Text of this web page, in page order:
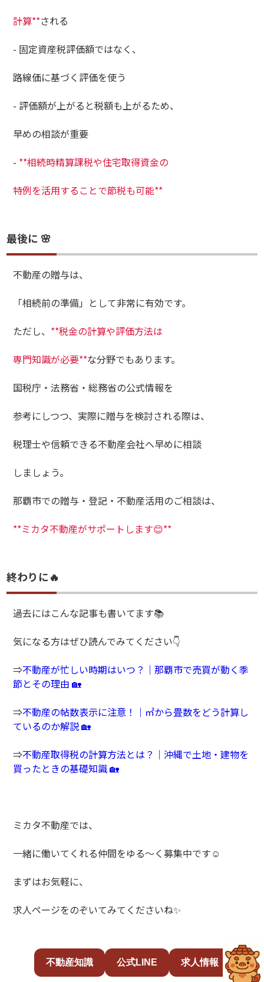
計算**される
- 固定資産税評価額ではなく、
路線価に基づく評価を使う
- 評価額が上がると税額も上がるため、
早めの相談が重要
- **相続時精算課税や住宅取得資金の
特例を活用することで節税も可能**
最後に 🌸
不動産の贈与は、
「相続前の準備」として非常に有効です。
ただし、 **税金の計算や評価方法は
専門知識が必要**な分野でもあります。
国税庁・法務省・総務省の公式情報を
参考にしつつ、実際に贈与を検討される際は、
税理士や信頼できる不動産会社へ早めに相談
しましょう。
那覇市での贈与・登記・不動産活用のご相談は、
**ミカタ不動産がサポートします😊**
終わりに🔥
過去にはこんな記事も書いてます📚
気になる方はぜひ読んでみてください👇
⇒不動産が忙しい時期はいつ？｜那覇市で売買が動く季
節とその理由 🏡
⇒不動産の帖数表示に注意！｜㎡から畳数をどう計算し
ているのか解説 🏡
⇒不動産取得税の計算方法とは？｜沖縄で土地・建物を
買ったときの基礎知識 🏡
ミカタ不動産では、
一緒に働いてくれる仲間をゆる～く募集中です☺️
まずはお気軽に、
求人ページをのぞいてみてくださいね✨
不動産知識 公式LINE 求人情報